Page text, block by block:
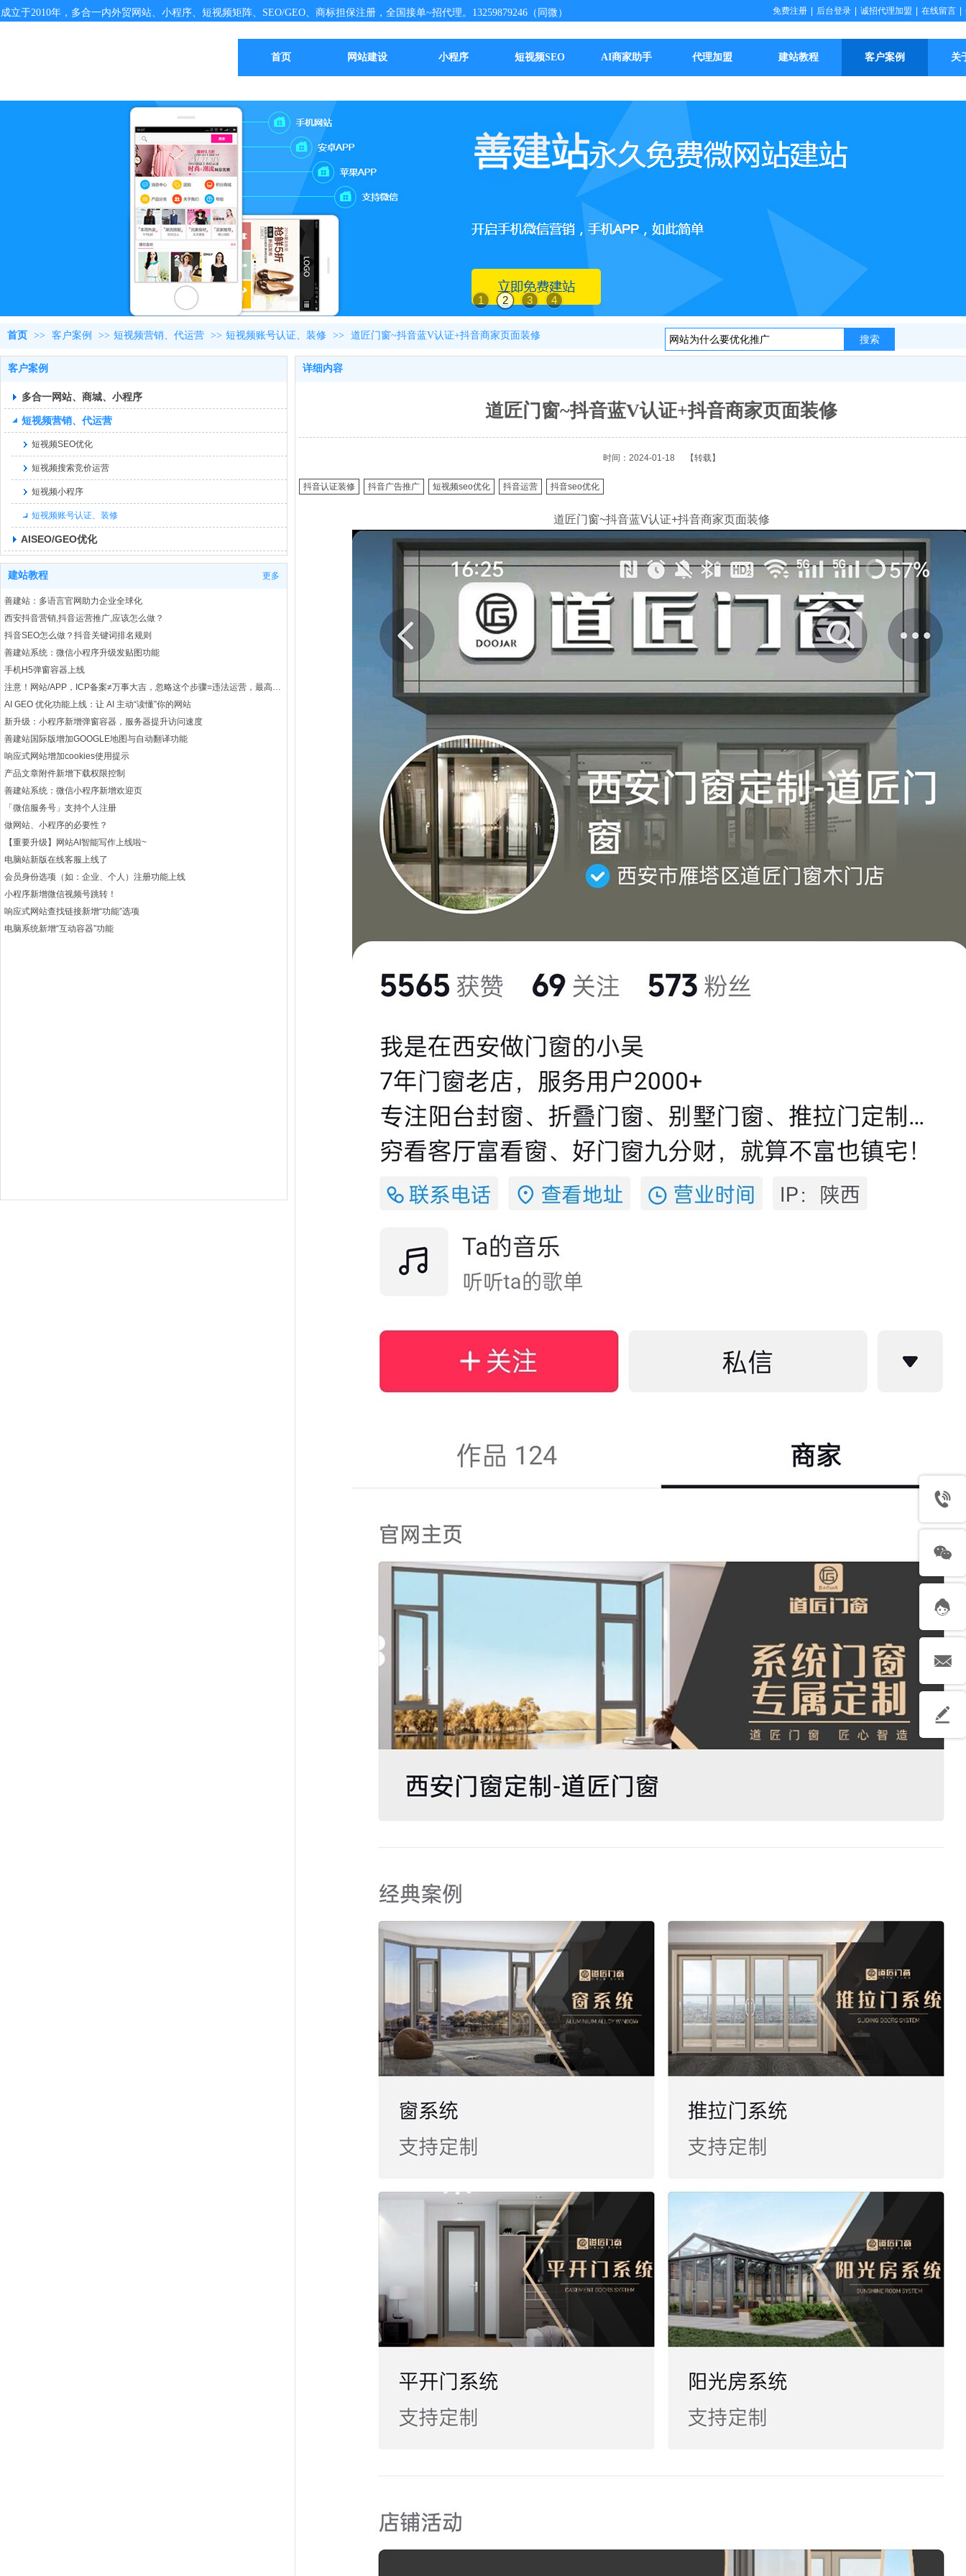
成立于2010年，多合一内外贸网站、小程序、短视频矩阵、SEO/GEO、商标担保注册，全国接单~招代理。13259879246（同微）
搜索
首页 网站建设 小程序 短视频SEO AI商家助手 代理加盟 建站教程 客户案例 关
免费注册 后台登录 诚招代理加盟 在线留言
1 2 3 4
首页 >> 客户案例 >> 短视频营销、代运营 >> 短视频账号认证、装修 >> 道匠门窗~抖音蓝V认证+抖音商家页面装修
客户案例
多合一网站、商城、小程序
短视频营销、代运营
短视频SEO优化
短视频搜索竞价运营
短视频小程序
短视频账号认证、装修
AISEO/GEO优化
建站教程 更多
善建站：多语言官网助力企业全球化
西安抖音营销,抖音运营推广,应该怎么做？
抖音SEO怎么做？抖音关键词排名规则
善建站系统：微信小程序升级发贴图功能
手机H5弹窗容器上线
注意！网站/APP，ICP备案≠万事大吉，忽略这个步骤=违法运营，最高罚款1000万！
AI GEO 优化功能上线：让 AI 主动“读懂”你的网站
新升级：小程序新增弹窗容器，服务器提升访问速度
善建站国际版增加GOOGLE地图与自动翻译功能
响应式网站增加cookies使用提示
产品文章附件新增下载权限控制
善建站系统：微信小程序新增欢迎页
「微信服务号」支持个人注册
做网站、小程序的必要性？
【重要升级】网站AI智能写作上线啦~
电脑站新版在线客服上线了
会员身份选项（如：企业、个人）注册功能上线
小程序新增微信视频号跳转！
响应式网站查找链接新增“功能”选项
电脑系统新增“互动容器”功能
详细内容
道匠门窗~抖音蓝V认证+抖音商家页面装修
时间：2024-01-18 【转载】
抖音认证装修 抖音广告推广 短视频seo优化 抖音运营 抖音seo优化
道匠门窗~抖音蓝V认证+抖音商家页面装修